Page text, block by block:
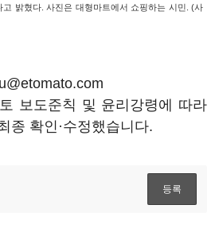
밝혔다. 사진은 대형마트에서 쇼핑하는 시민. (사
보도준칙 및 윤리강령에 따라
종 확인·수정했습니다.